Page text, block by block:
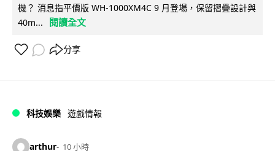
機？ 消息指平價版 WH-1000XM4C 9 月登場，保留摺疊設計與
40m...
閱讀全文
分享
科技娛樂 遊戲情報
arthur 10 小時